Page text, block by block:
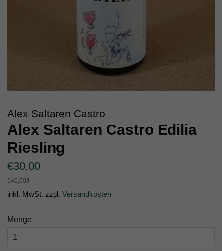
Alex Saltaren Castro
Alex Saltaren Castro Edilia
Riesling
Normaler
Preis
€30,00
Einzelpreis
€40,00/pro
l
inkl. MwSt. zzgl. Versandkosten
Menge